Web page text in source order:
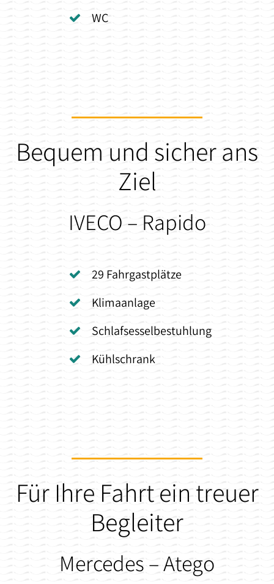
WC
Bequem und sicher ans
Ziel
IVECO – Rapido
29 Fahrgastplätze
Klimaanlage
Schlafsesselbestuhlung
Kühlschrank
Für Ihre Fahrt ein treuer
Begleiter
Mercedes – Atego